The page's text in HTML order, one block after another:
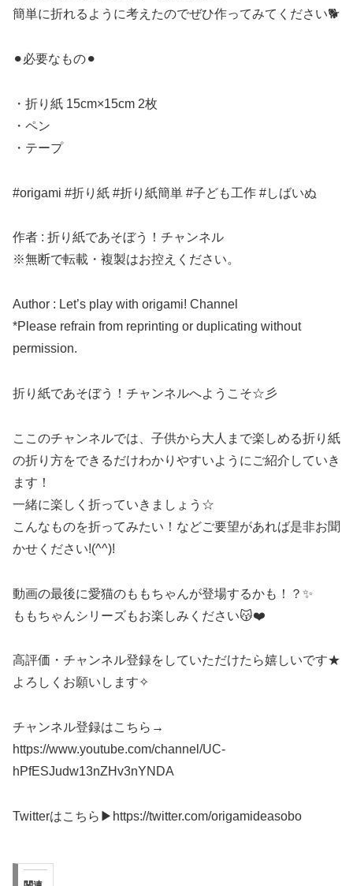
簡単に折れるように考えたのでぜひ作ってみてください🐕
⚫︎必要なもの⚫︎
・折り紙 15cm×15cm 2枚
・ペン
・テープ
#origami #折り紙 #折り紙簡単 #子ども工作 #しばいぬ
作者 : 折り紙であそぼう！チャンネル
※無断で転載・複製はお控えください。
Author : Let’s play with origami! Channel
*Please refrain from reprinting or duplicating without
permission.
折り紙であそぼう！チャンネルへようこそ☆彡
ここのチャンネルでは、子供から大人まで楽しめる折り紙
の折り方をできるだけわかりやすいようにご紹介していき
ます！
一緒に楽しく折っていきましょう☆
こんなものを折ってみたい！などご要望があれば是非お聞
かせください!(^^)!
動画の最後に愛猫のももちゃんが登場するかも！？✨
ももちゃんシリーズもお楽しみください😽❤️
高評価・チャンネル登録をしていただけたら嬉しいです★
よろしくお願いします✧
チャンネル登録はこちら→
https://www.youtube.com/channel/UC-
hPfESJudw13nZHv3nYNDA
Twitterはこちら▶︎https://twitter.com/origamideasobo